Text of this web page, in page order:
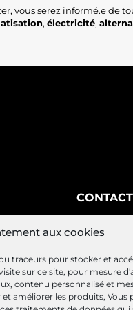
aux cookies
traceurs pour stocker et
sur ce site, pour mesure
contenu personnalisé et
améliorer les produits, Vous
vous serez informé.e de
, électricité,
CONTACT
AtelierD
88200
03 29 22 34